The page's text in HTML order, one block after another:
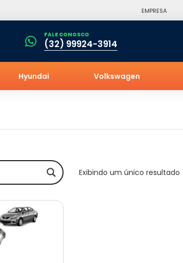
EMPRESA
FALE CONOSCO
(32) 99924-3914
Hyundai Volkswagen
Exibindo um único resultado